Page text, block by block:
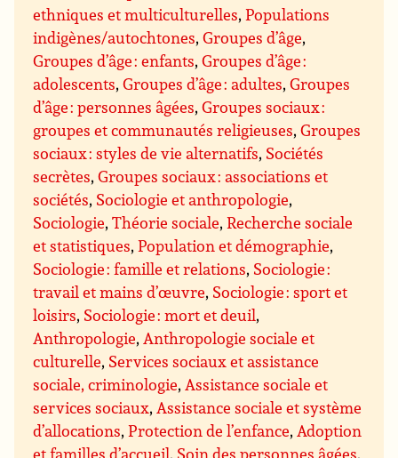
ethniques et multiculturelles,Populations
indigènes/autochtones,Groupes d’âge,
Groupes d’âge : enfants,Groupes d’âge :
adolescents,Groupes d’âge : adultes,Groupes
d’âge : personnes âgées,Groupes sociaux :
groupes et communautés religieuses,Groupes
sociaux : styles de vie alternatifs, Sociétés
secrètes,Groupes sociaux : associations et
sociétés, Sociologie et anthropologie,
Sociologie,Théorie sociale,Recherche sociale
et statistiques,Population et démographie,
Sociologie : famille et relations, Sociologie :
travail et mains d’œuvre, Sociologie : sport et
loisirs, Sociologie : mort et deuil,
Anthropologie,Anthropologie sociale et
culturelle, Services sociaux et assistance
sociale, criminologie,Assistance sociale et
services sociaux,Assistance sociale et système
d’allocations,Protection de l’enfance,Adoption
et familles d’accueil, Soin des personnes âgées,